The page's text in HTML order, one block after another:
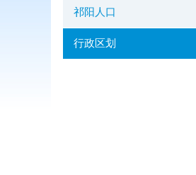
祁阳人口
行政区划